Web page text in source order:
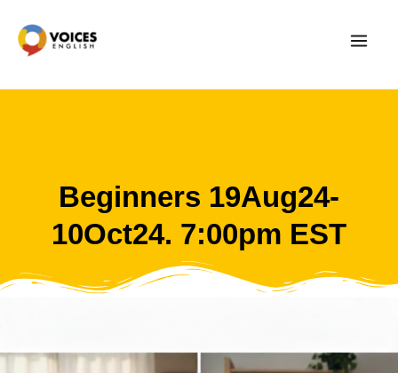
content
Beginners 19Aug24-
10Oct24. 7:00pm EST